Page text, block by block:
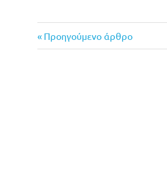
Πλοήγηση
Previous
Post:
Προηγούμενο άρθρο